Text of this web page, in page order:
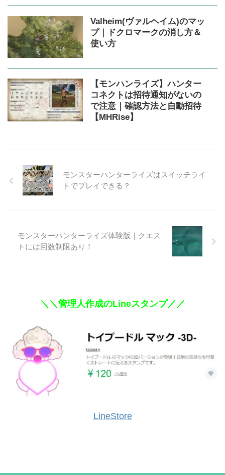
Valheim(ヴァルヘイム)のマッ
プ｜ドクロマークの消し方＆
使い方
【モンハンライズ】ハンター
コネクトは招待通知がないの
で注意｜確認方法と自動招待
【MHRise】
モンスターハンターライズはスイッチライ
トでプレイできる？
モンスターハンターライズ体験版｜クエス
トには回数制限あり！
＼＼管理人作成のLineスタンプ／／
LineStore